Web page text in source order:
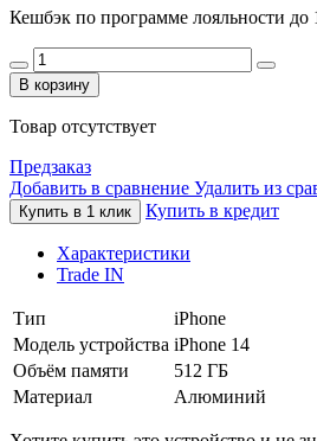
Кешбэк по программе лояльности до
В корзину
Товар отсутствует
Предзаказ
Добавить в сравнение Удалить из
Купить в 1 клик Купить в кредит
Характеристики
Trade IN
Тип
iPhone
Модель устройства iPhone 14
Объём памяти
512 ГБ
Материал
Алюминий